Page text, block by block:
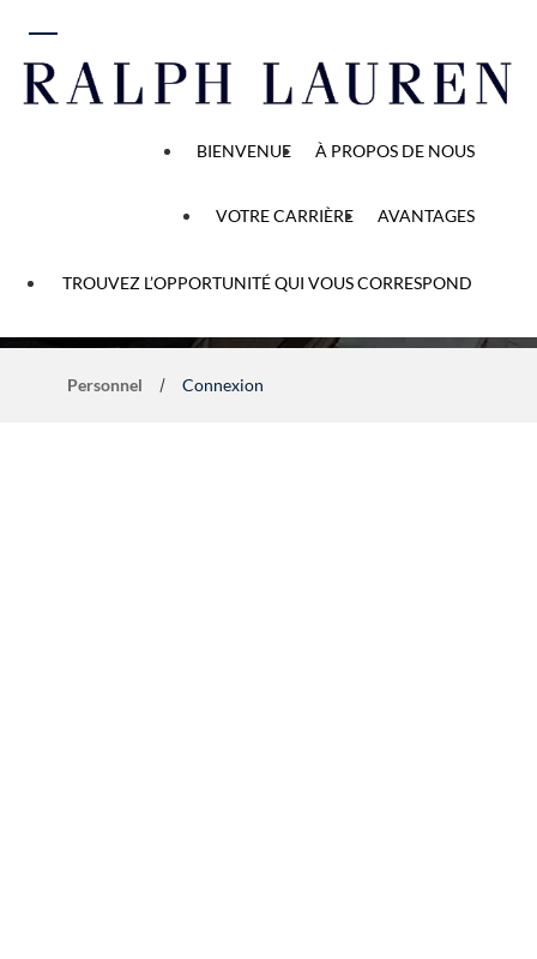
BIENVENUE À PROPOS DE NOUS
VOTRE CARRIÈRE AVANTAGES
TROUVEZ L’OPPORTUNITÉ QUI VOUS CORRESPOND
Opportunité de carrière
Personnel Connexion